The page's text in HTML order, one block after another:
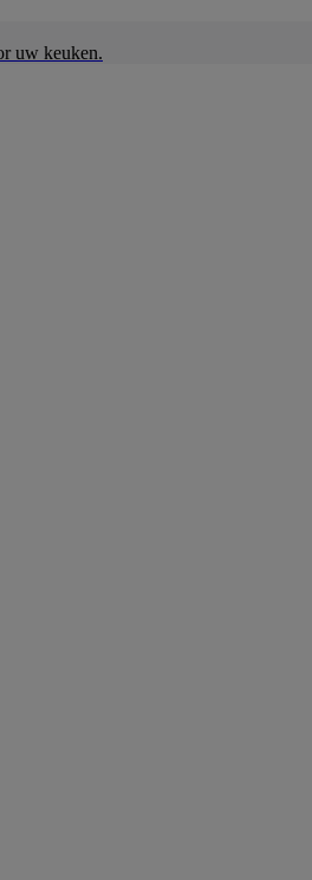
uw keuken.